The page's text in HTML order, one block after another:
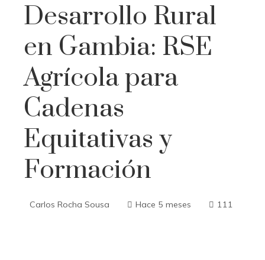
Desarrollo Rural
en Gambia: RSE
Agrícola para
Cadenas
Equitativas y
Formación
Carlos Rocha Sousa Hace 5 meses 111